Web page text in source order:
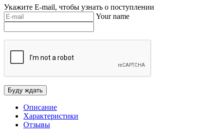
Укажите E-mail, чтобы узнать о поступлении
Your name
Описание
Характеристики
Отзывы